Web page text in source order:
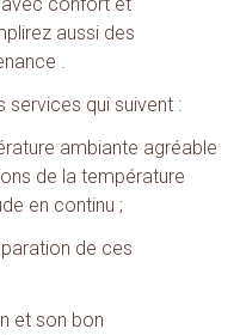
aussi des
.
services qui suivent :
ambiante agréable
de la température
en continu ;
de ces
et son bon